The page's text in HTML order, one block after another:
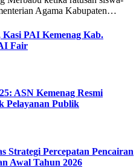
Agama Kabupaten…
PAI Kemenag Kab.
Fair
ASN Kemenag Resmi
Pelayanan Publik
Strategi Percepatan Pencairan
Awal Tahun 2026